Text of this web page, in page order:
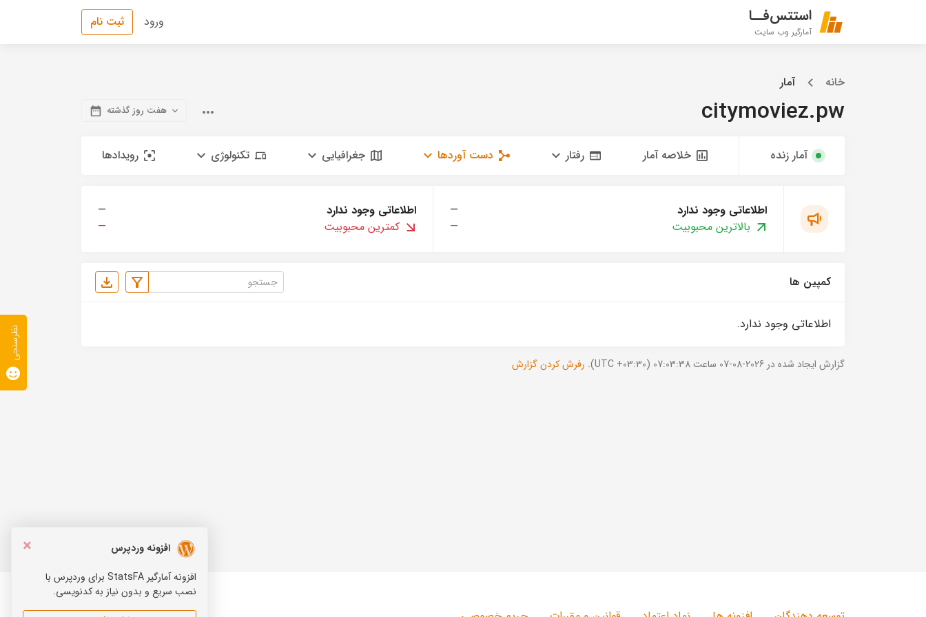
استتس‌فــا
آمارگیر وب سایت
ورود ثبت نام
خانه آمار
citymoviez.pw هفت روز گذشته
آمار زنده خلاصه آمار رفتار دست آوردها جغرافیایی تکنولوژی رویدادها
اطلاعاتی وجود ندارد
—
بالاترین محبوبیت
—
اطلاعاتی وجود ندارد
—
کمترین محبوبیت
—
کمپین ها
اطلاعاتی وجود ندارد.
گزارش ایجاد شده در 2026-08-07 ساعت 07:03:38 (UTC +03:30). رفرش کردن گزارش
×
افزونه وردپرس
افزونه آمارگیر StatsFA برای وردپرس با
نصب سریع و بدون نیاز به کدنویسی.
نظرسنجی